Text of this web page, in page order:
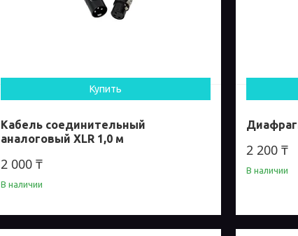
Купить
Кабель соединительный
аналоговый XLR 1,0 м
2 000 ₸
В наличии
2 200 ₸
В наличии